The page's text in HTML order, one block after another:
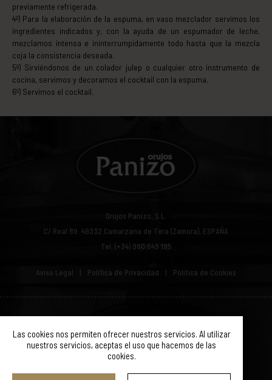
Las cookies nos permiten ofrecer nuestros servicios. Al utilizar
nuestros servicios, aceptas el uso que hacemos de las
cookies.
previamente refrigerada.
4º) Para la elaboración de la espuma, en vaso mezclador servimos los
ingredientes indicados y, con la ayuda de un espumador de leche,
mezclamos intensa e ininterrumpidamente todo hasta que la mezcla
coja la consistencia deseada.
5º) Sirviéndonos de un colador julep o cualquier otro instrumento de
cocina, servimos y decoramos el cocktail con la espuma.
6º) Servimos el cocktail.
Orujos Panizo, S.L.
C/ Real 89. 49332 Camarzana de Tera (Zamora), ESPAÑA
Tel: (+34) 980 649 195
Aviso Legal Política de Privacidad Política de Cookies